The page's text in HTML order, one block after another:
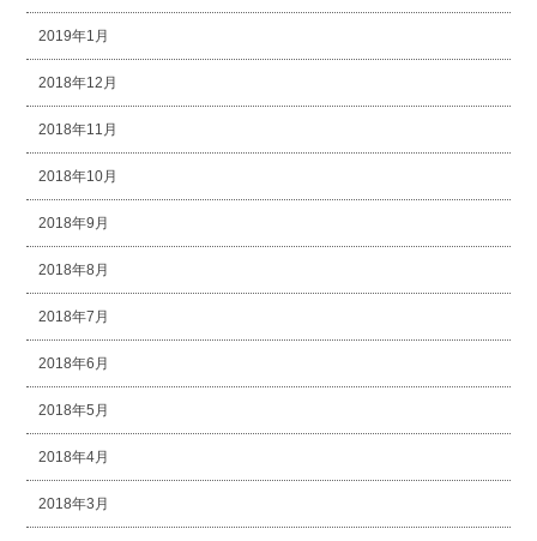
2019年1月
2018年12月
2018年11月
2018年10月
2018年9月
2018年8月
2018年7月
2018年6月
2018年5月
2018年4月
2018年3月